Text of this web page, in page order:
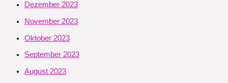
Dezember 2023
November 2023
Oktober 2023
September 2023
August 2023